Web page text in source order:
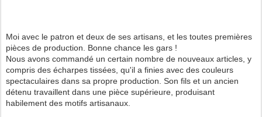
Moi avec le patron et deux de ses artisans, et les toutes premières
pièces de production. Bonne chance les gars !
Nous avons commandé un certain nombre de nouveaux articles, y
compris des écharpes tissées, qu'il a finies avec des couleurs
spectaculaires dans sa propre production. Son fils et un ancien
détenu travaillent dans une pièce supérieure, produisant
habilement des motifs artisanaux.